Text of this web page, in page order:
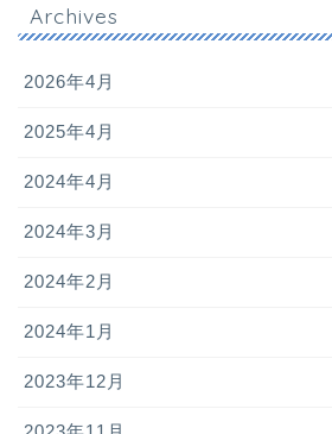
Archives
2026年4月
2025年4月
2024年4月
2024年3月
2024年2月
2024年1月
2023年12月